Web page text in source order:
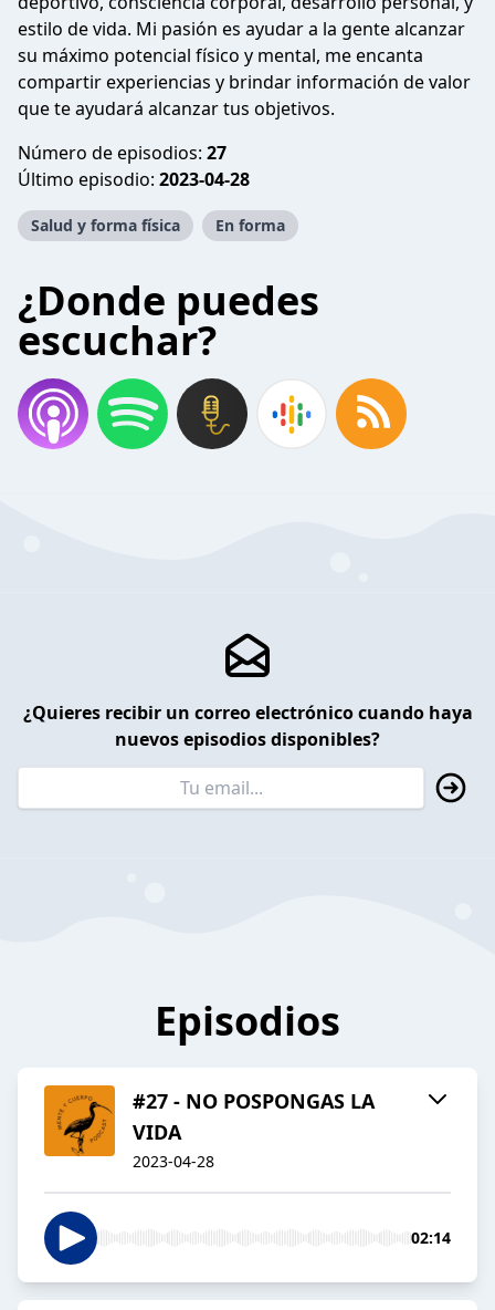
estilo de vida. Mi pasión es ayudar a la gente alcanzar
su máximo potencial físico y mental, me encanta
compartir experiencias y brindar información de valor
que te ayudará alcanzar tus objetivos.
Número de episodios: 27
Último episodio: 2023-04-28
Salud y forma física En forma
¿Donde puedes
escuchar?
¿Quieres recibir un correo electrónico cuando haya
nuevos episodios disponibles?
Episodios
#27 - NO POSPONGAS LA
VIDA
2023-04-28
02:14